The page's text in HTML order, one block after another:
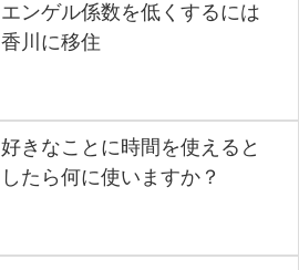
エンゲル係数を低くするには
香川に移住
好きなことに時間を使えると
したら何に使いますか？